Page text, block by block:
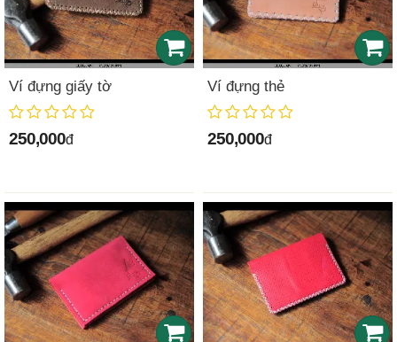
Ví đựng giấy tờ
250,000đ
Ví đựng thẻ
250,000đ